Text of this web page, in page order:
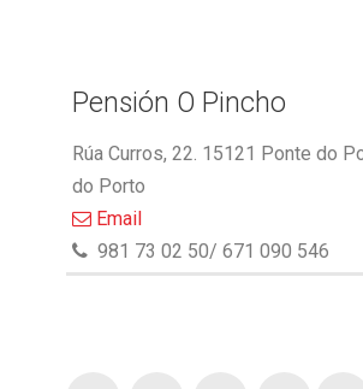
Pensión O Pincho
Rúa Curros, 22. 15121 Ponte do
do Porto
Email
981 73 02 50/ 671 090 546